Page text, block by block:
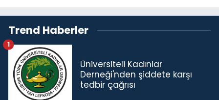
Trend Haberler
Üniversiteli Kadınlar
Derneği'nden şiddete karşı
tedbir çağrısı
1